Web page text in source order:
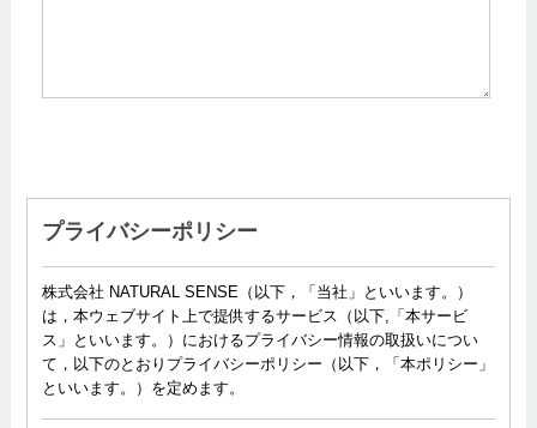
プライバシーポリシー
株式会社 NATURAL SENSE（以下，「当社」といいます。）
は，本ウェブサイト上で提供するサービス（以下,「本サービ
ス」といいます。）におけるプライバシー情報の取扱いについ
て，以下のとおりプライバシーポリシー（以下，「本ポリシー」
といいます。）を定めます。